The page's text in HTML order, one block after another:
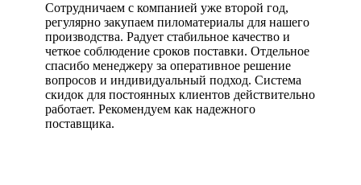
Сотрудничаем с компанией уже второй год,
регулярно закупаем пиломатериалы для нашего
производства. Радует стабильное качество и
четкое соблюдение сроков поставки. Отдельное
спасибо менеджеру за оперативное решение
вопросов и индивидуальный подход. Система
скидок для постоянных клиентов действительно
работает. Рекомендуем как надежного
поставщика.